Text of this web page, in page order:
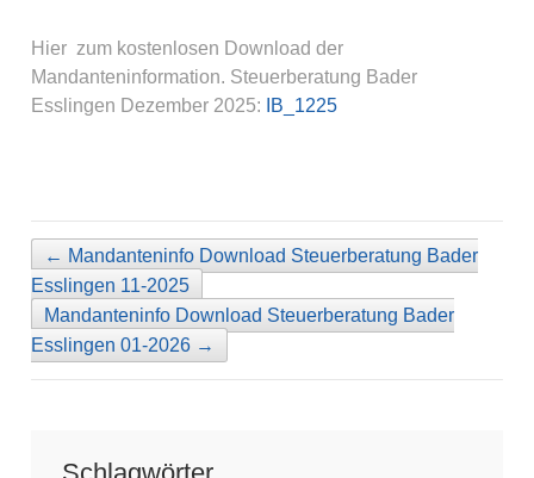
Hier zum kostenlosen Download der
Mandanteninformation. Steuerberatung Bader
Esslingen Dezember 2025:
IB_1225
← Mandanteninfo Download Steuerberatung Bader
Esslingen 11-2025
Mandanteninfo Download Steuerberatung Bader
Esslingen 01-2026 →